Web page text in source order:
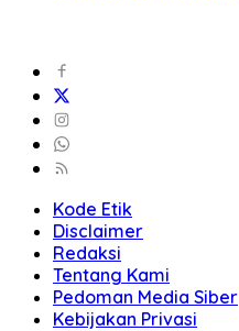
Kode Etik
Disclaimer
Redaksi
Tentang Kami
Pedoman Media Siber
Kebijakan Privasi